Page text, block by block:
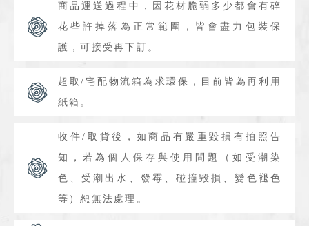
商品運送過程中，因花材脆弱多少都會有碎
花些許掉落為正常範圍，皆會盡力包裝保
護，可接受再下訂。
超取/宅配物流箱為求環保，目前皆為再利用
紙箱。
收件/取貨後，如商品有嚴重毀損有拍照告
知，若為個人保存與使用問題（如受潮染
色、受潮出水、發霉、碰撞毀損、變色褪色
等）恕無法處理。